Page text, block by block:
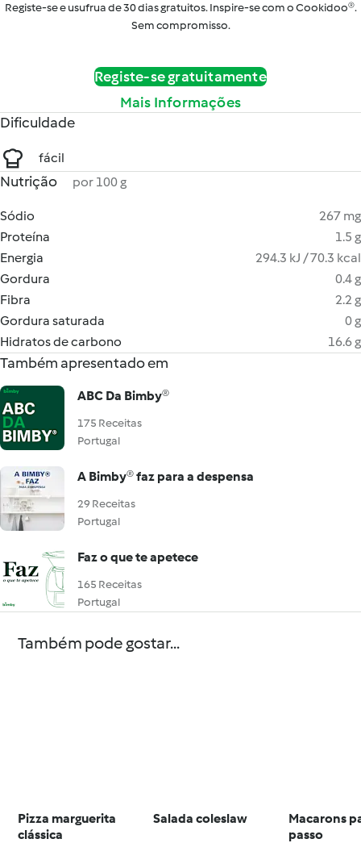
Registe-se e usufrua de 30 dias gratuitos. Inspire-se com o Cookidoo®.
Sem compromisso.
Registe-se gratuitamente
Mais Informações
Dificuldade
fácil
Nutrição por 100 g
Sódio
267 mg
Proteína
1.5 g
Energia
294.3 kJ / 70.3 kcal
Gordura
0.4 g
Fibra
2.2 g
Gordura saturada
0 g
Hidratos de carbono
16.6 g
Também apresentado em
ABC Da Bimby®
175 Receitas
Portugal
A Bimby® faz para a despensa
29 Receitas
Portugal
Faz o que te apetece
165 Receitas
Portugal
Também pode gostar...
Pizza marguerita
clássica
Salada coleslaw
Macarons
passo